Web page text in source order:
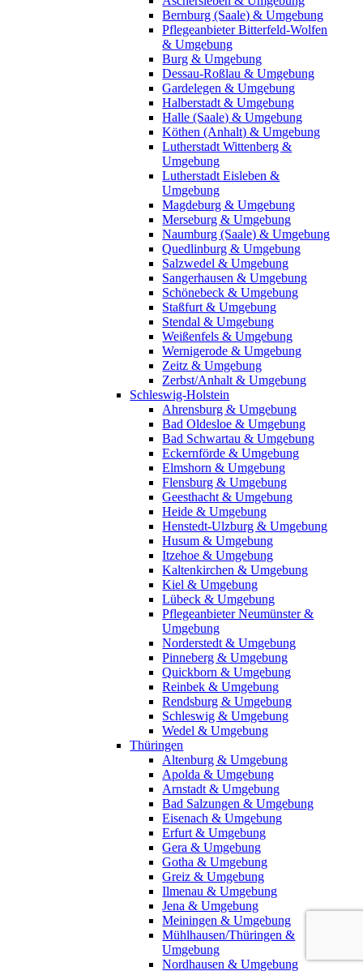
Bernburg (Saale) & Umgebung
Pflegeanbieter Bitterfeld-Wolfen
& Umgebung
Burg & Umgebung
Dessau-Roßlau & Umgebung
Gardelegen & Umgebung
Halberstadt & Umgebung
Halle (Saale) & Umgebung
Köthen (Anhalt) & Umgebung
Lutherstadt Wittenberg &
Umgebung
Lutherstadt Eisleben &
Umgebung
Magdeburg & Umgebung
Merseburg & Umgebung
Naumburg (Saale) & Umgebung
Quedlinburg & Umgebung
Salzwedel & Umgebung
Sangerhausen & Umgebung
Schönebeck & Umgebung
Staßfurt & Umgebung
Stendal & Umgebung
Weißenfels & Umgebung
Wernigerode & Umgebung
Zeitz & Umgebung
Zerbst/Anhalt & Umgebung
Schleswig-Holstein
Ahrensburg & Umgebung
Bad Oldesloe & Umgebung
Bad Schwartau & Umgebung
Eckernförde & Umgebung
Elmshorn & Umgebung
Flensburg & Umgebung
Geesthacht & Umgebung
Heide & Umgebung
Henstedt-Ulzburg & Umgebung
Husum & Umgebung
Itzehoe & Umgebung
Kaltenkirchen & Umgebung
Kiel & Umgebung
Lübeck & Umgebung
Pflegeanbieter Neumünster &
Umgebung
Norderstedt & Umgebung
Pinneberg & Umgebung
Quickborn & Umgebung
Reinbek & Umgebung
Rendsburg & Umgebung
Schleswig & Umgebung
Wedel & Umgebung
Thüringen
Altenburg & Umgebung
Apolda & Umgebung
Arnstadt & Umgebung
Bad Salzungen & Umgebung
Eisenach & Umgebung
Erfurt & Umgebung
Gera & Umgebung
Gotha & Umgebung
Greiz & Umgebung
Ilmenau & Umgebung
Jena & Umgebung
Meiningen & Umgebung
Mühlhausen/Thüringen &
Umgebung
Nordhausen & Umgebung